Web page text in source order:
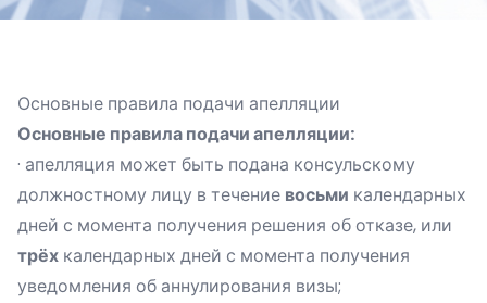
Основные правила подачи апелляции
Основные правила подачи апелляции:
· апелляция может быть подана консульскому
должностному лицу в течение восьми календарных
дней с момента получения решения об отказе, или
трёх календарных дней с момента получения
уведомления об аннулирования визы;